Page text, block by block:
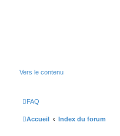
Vers le contenu
FAQ
Accueil Index du forum